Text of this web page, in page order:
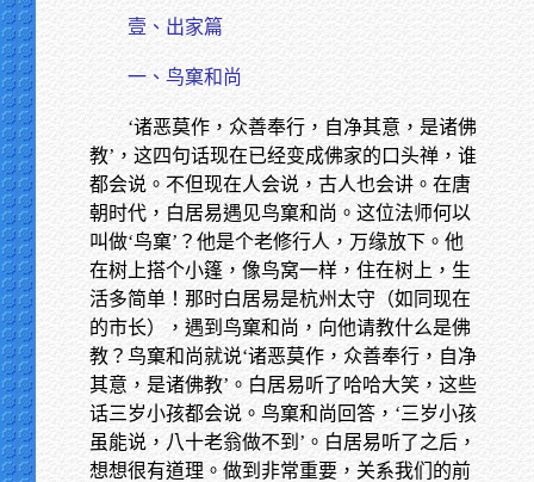
壹、出家篇
一、鸟窠和尚
‘诸恶莫作，众善奉行，自净其意，是诸佛
教’，这四句话现在已经变成佛家的口头禅，谁
都会说。不但现在人会说，古人也会讲。在唐
朝时代，白居易遇见鸟窠和尚。这位法师何以
叫做‘鸟窠’？他是个老修行人，万缘放下。他
在树上搭个小篷，像鸟窝一样，住在树上，生
活多简单！那时白居易是杭州太守（如同现在
的市长），遇到鸟窠和尚，向他请教什么是佛
教？鸟窠和尚就说‘诸恶莫作，众善奉行，自净
其意，是诸佛教’。白居易听了哈哈大笑，这些
话三岁小孩都会说。鸟窠和尚回答，‘三岁小孩
虽能说，八十老翁做不到’。白居易听了之后，
想想很有道理。做到非常重要，关系我们的前